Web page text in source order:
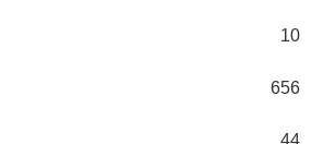
10
656
44